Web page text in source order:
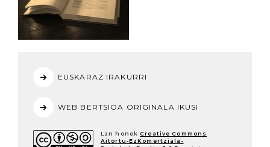
EUSKARAZ IRAKURRI
WEB BERTSIOA ORIGINALA IKUSI
Lan honek Creative Commons
Aitortu-EzKomertziala-